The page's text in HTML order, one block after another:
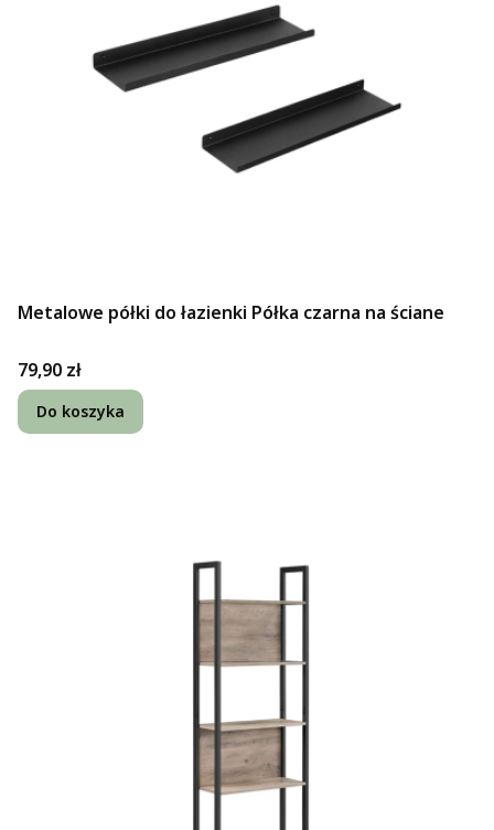
Metalowe półki do łazienki Półka czarna na ściane
Cena
79,90 zł
Do koszyka